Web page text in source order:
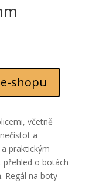
shopu
včetně
a
praktickým
o botách
Regál na boty